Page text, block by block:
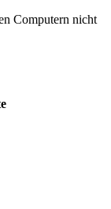
Computern nicht